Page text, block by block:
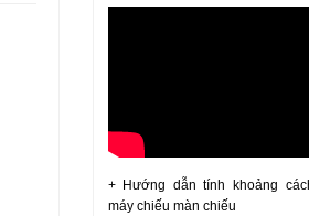
+ Hướng dẫn tính khoảng
máy chiếu màn chiếu